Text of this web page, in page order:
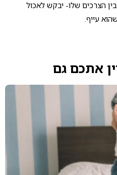
הצרכים שלו- יבקש לאכול
עייף.
אתכם גם